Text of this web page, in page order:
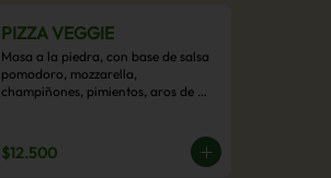
PIZZA VEGGIE
Masa a la piedra, con base de salsa
pomodoro, mozzarella,
champiñones, pimientos, aros de
$12.500